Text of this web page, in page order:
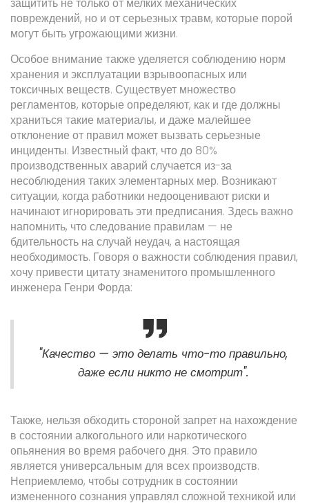
защитить не только от мелких механических
повреждений, но и от серьезных травм, которые порой
могут быть угрожающими жизни.
Особое внимание также уделяется соблюдению норм
хранения и эксплуатации взрывоопасных или
токсичных веществ. Существует множество
регламентов, которые определяют, как и где должны
храниться такие материалы, и даже малейшее
отклонение от правил может вызвать серьезные
инциденты. Известный факт, что до 80%
производственных аварий случается из-за
несоблюдения таких элементарных мер. Возникают
ситуации, когда работники недооценивают риски и
начинают игнорировать эти предписания. Здесь важно
напомнить, что следование правилам — не
бдительность на случай неудач, а настоящая
необходимость. Говоря о важности соблюдения правил,
хочу привести цитату знаменитого промышленного
инженера Генри Форда:
"Качество — это делать что-то правильно,
даже если никто не смотрит".
Также, нельзя обходить стороной запрет на нахождение
в состоянии алкогольного или наркотического
опьянения во время рабочего дня. Это правило
является универсальным для всех производств.
Неприемлемо, чтобы сотрудник в состоянии
измененного сознания управлял сложной техникой или